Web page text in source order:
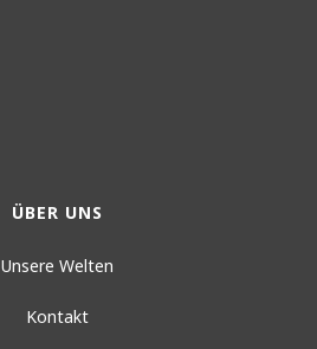
ÜBER UNS
Unsere Welten
Kontakt